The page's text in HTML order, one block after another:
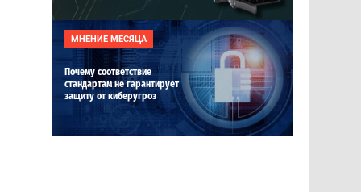
МНЕНИЕ МЕСЯЦА
Почему соответствие
стандартам не гарантирует
защиту от киберугроз